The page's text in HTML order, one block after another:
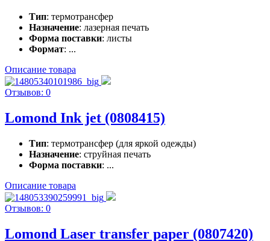
Тип: термотрансфер
Назначение: лазерная печать
Форма поставки: листы
Формат: ...
Описание товара
Отзывов: 0
Lomond Ink jet (0808415)
Тип: термотрансфер (для яркой одежды)
Назначение: струйная печать
Форма поставки: ...
Описание товара
Отзывов: 0
Lomond Laser transfer paper (0807420)